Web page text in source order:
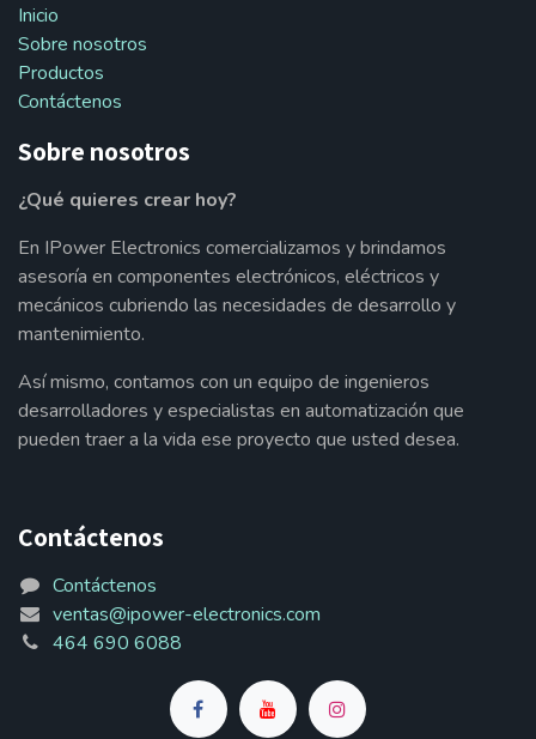
Inicio
Sobre nosotros
Productos
Contáctenos
Sobre nosotros
¿Qué quieres crear hoy?
En IPower Electronics comercializamos y brindamos
asesoría en componentes electrónicos, eléctricos y
mecánicos cubriendo las necesidades de desarrollo y
mantenimiento.
Así mismo, contamos con un equipo de ingenieros
desarrolladores y especialistas en automatización que
pueden traer a la vida ese proyecto que usted desea.
Contáctenos
Contáctenos
ventas@ipower-electronics.com
464 690 6088